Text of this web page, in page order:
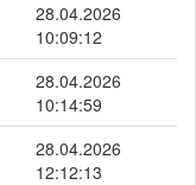
28.04.2026
10:09:12
28.04.2026
10:14:59
28.04.2026
12:12:13